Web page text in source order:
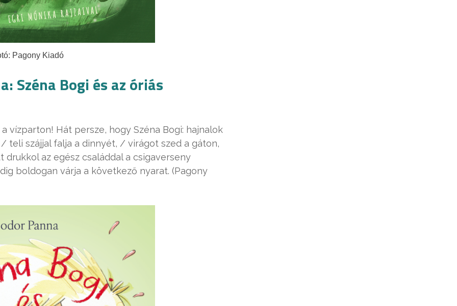
Pagony Kiadó
Széna Bogi és az óriás
vízparton! Hát persze, hogy Széna Bogi: hajnalok
teli szájjal falja a dinnyét, / virágot szed a gáton,
az egész családdal a csigaverseny
boldogan várja a következő nyarat. (Pagony